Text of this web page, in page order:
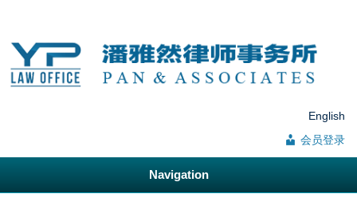
English
会员登录
Navigation